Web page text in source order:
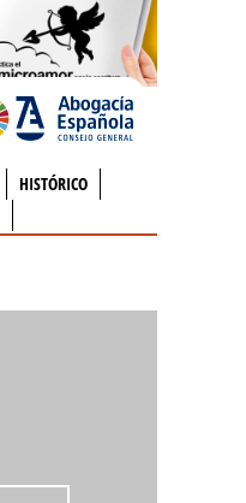
HISTÓRICO